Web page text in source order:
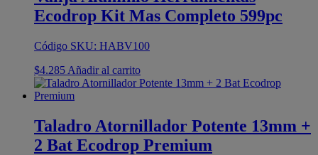
Ecodrop Kit Mas Completo 599pc
Código SKU: HABV100
$4.285 Añadir al carrito
Taladro Atornillador Potente 13mm +
2 Bat Ecodrop Premium